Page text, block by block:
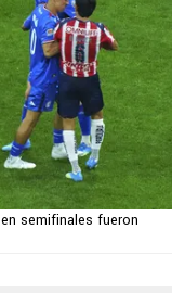
semifinales fueron